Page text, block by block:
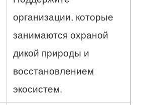
организации, которые
занимаются охраной
дикой природы и
восстановлением
экосистем.